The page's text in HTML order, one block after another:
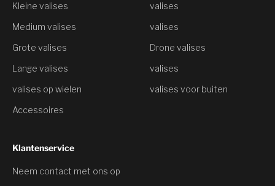
Kleine valises
Medium valises
Grote valises
Lange valises
valises op wielen
Accessoires
valises
valises
Drone valises
valises
valises voor buiten
Klantenservice
Neem contact met ons op